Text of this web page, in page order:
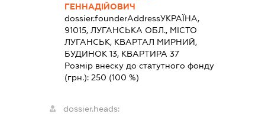
ГЕННАДІЙОВИЧ
dossier.founderAddressУКРАЇНА,
91015, ЛУГАНСЬКА ОБЛ., МІСТО
ЛУГАНСЬК, КВАРТАЛ МИРНИЙ,
БУДИНОК 13, КВАРТИРА 37
Розмір внеску до статутного фонду
(грн.):250 (100 %)
dossier.heads: